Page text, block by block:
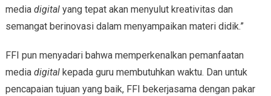
media digitalyang tepat akan menyulut kreativitas dan
semangat berinovasi dalam menyampaikan materi didik.”
FFI pun menyadari bahwa memperkenalkan pemanfaatan
media digital kepada guru membutuhkan waktu. Dan untuk
pencapaian tujuan yang baik, FFI bekerjasama dengan pakar